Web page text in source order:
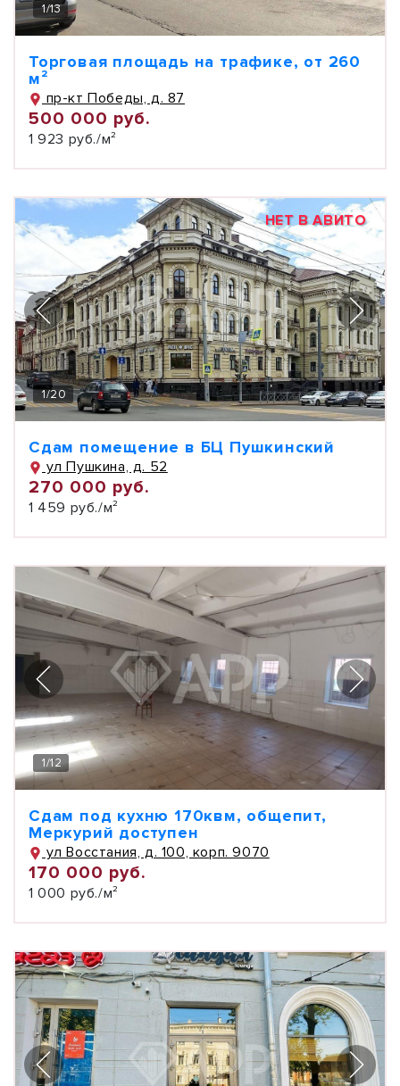
1/13
Торговая площадь на трафике, от 260
м²
пр-кт Победы, д. 87
500 000 руб.
1 923 руб./м²
НЕТ В АВИТО
1/20
Сдам помещение в БЦ Пушкинский
ул Пушкина, д. 52
270 000 руб.
1 459 руб./м²
1/12
Сдам под кухню 170квм, общепит,
Меркурий доступен
ул Восстания, д. 100, корп. 9070
170 000 руб.
1 000 руб./м²